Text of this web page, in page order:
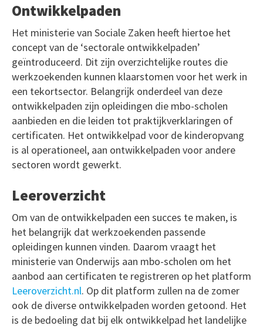
Ontwikkelpaden
Het ministerie van Sociale Zaken heeft hiertoe het
concept van de ‘sectorale ontwikkelpaden’
geïntroduceerd. Dit zijn overzichtelijke routes die
werkzoekenden kunnen klaarstomen voor het werk in
een tekortsector. Belangrijk onderdeel van deze
ontwikkelpaden zijn opleidingen die mbo-scholen
aanbieden en die leiden tot praktijkverklaringen of
certificaten. Het ontwikkelpad voor de kinderopvang
is al operationeel, aan ontwikkelpaden voor andere
sectoren wordt gewerkt.
Leeroverzicht
Om van de ontwikkelpaden een succes te maken, is
het belangrijk dat werkzoekenden passende
opleidingen kunnen vinden. Daarom vraagt het
ministerie van Onderwijs aan mbo-scholen om het
aanbod aan certificaten te registreren op het platform
Leeroverzicht.nl. Op dit platform zullen na de zomer
ook de diverse ontwikkelpaden worden getoond. Het
is de bedoeling dat bij elk ontwikkelpad het landelijke